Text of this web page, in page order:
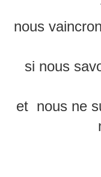
nous
si nous
et nous ne